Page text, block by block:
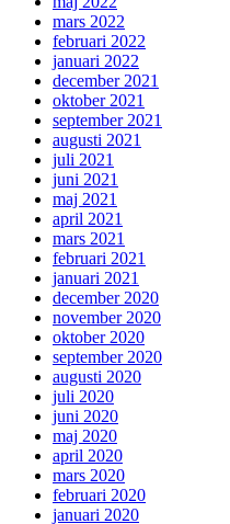
mars 2022
februari 2022
januari 2022
december 2021
oktober 2021
september 2021
augusti 2021
juli 2021
juni 2021
maj 2021
april 2021
mars 2021
februari 2021
januari 2021
december 2020
november 2020
oktober 2020
september 2020
augusti 2020
juli 2020
juni 2020
maj 2020
april 2020
mars 2020
februari 2020
januari 2020